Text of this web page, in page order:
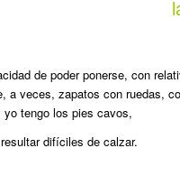
de poder ponerse, con
a veces, zapatos con ruedas,
yo tengo los pies cavos,
difíciles de calzar.